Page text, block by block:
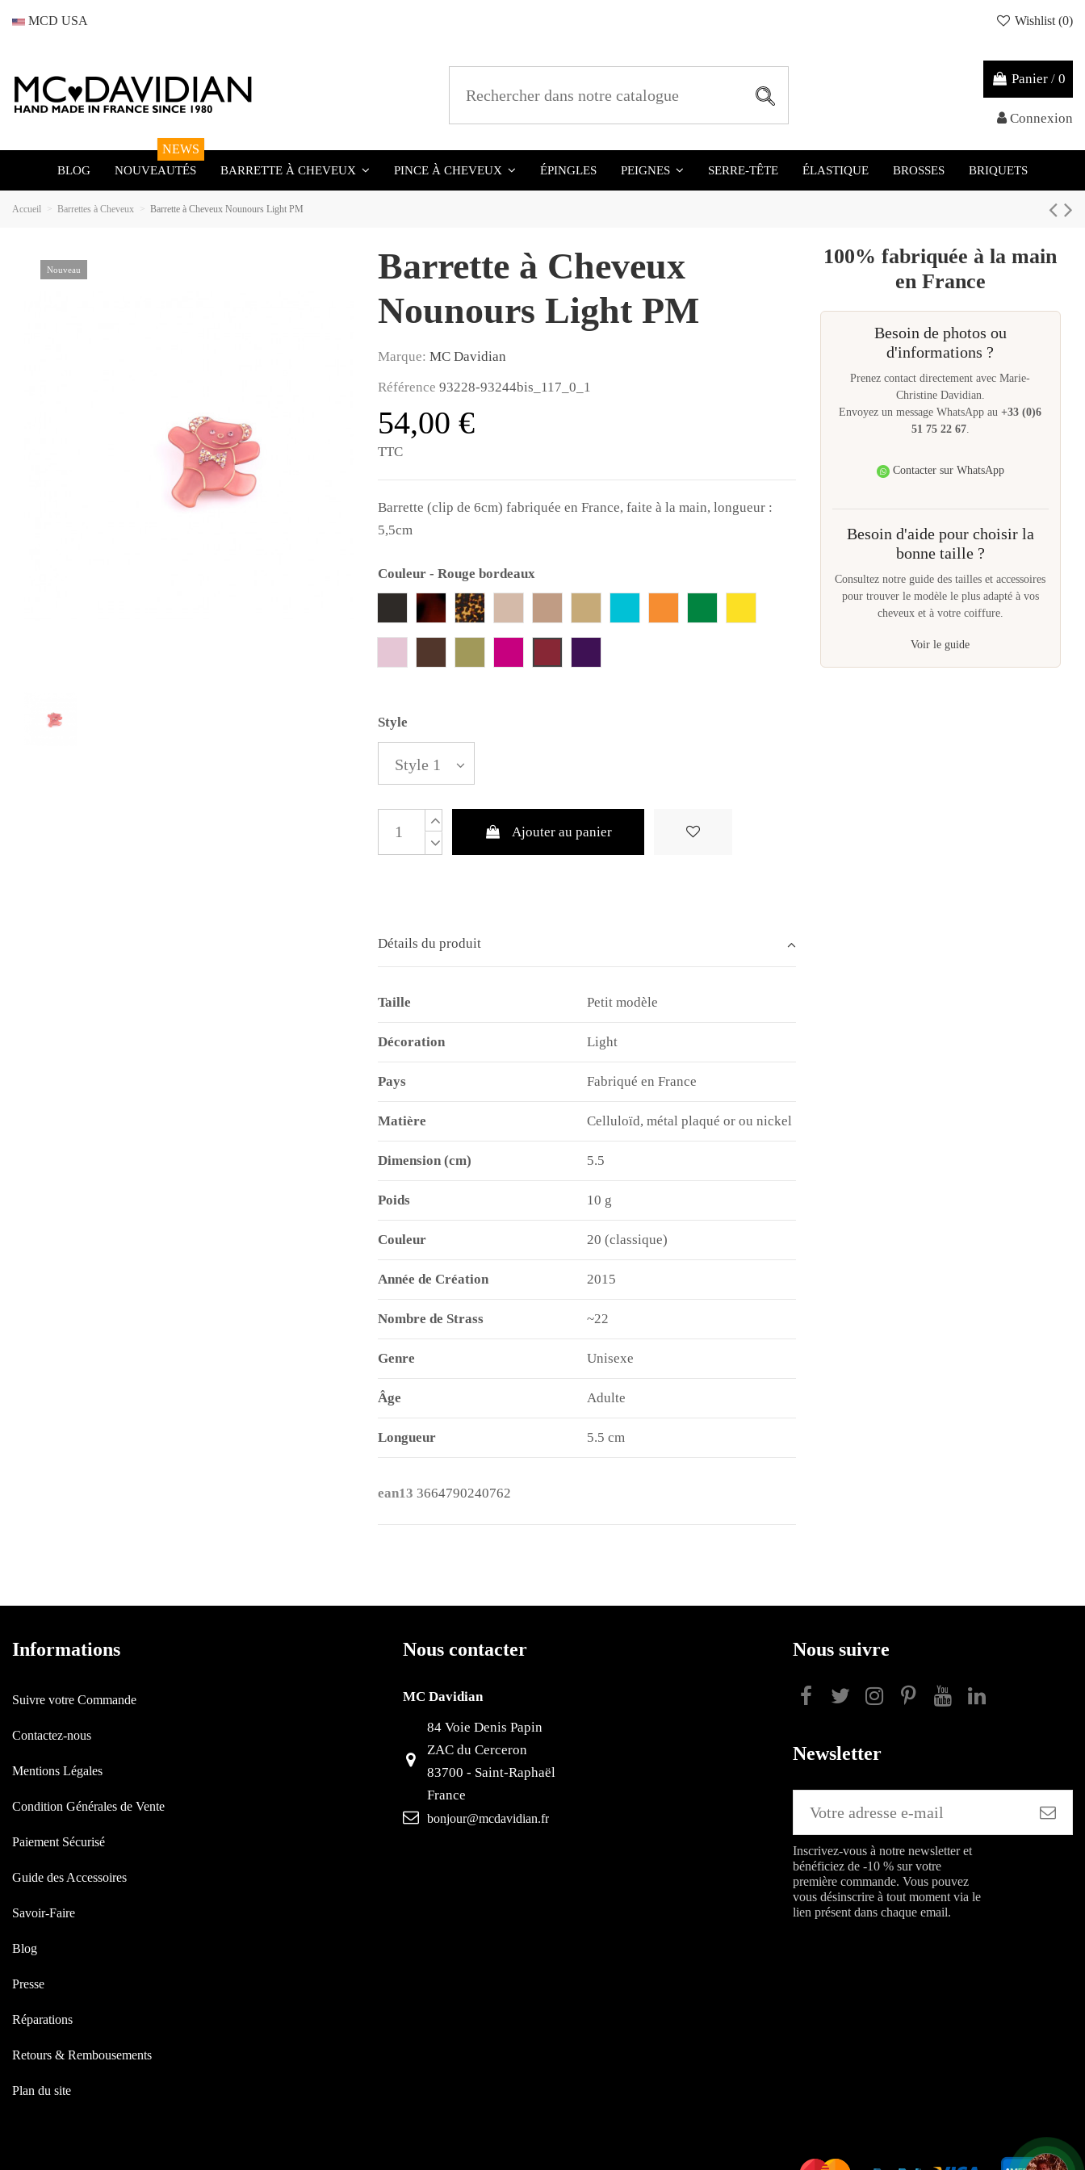
MCD USA Wishlist (0)
Panier / 0
Connexion
BLOG NOUVEAUTÉS
NEWS
BARRETTE À CHEVEUX PINCE À CHEVEUX ÉPINGLES PEIGNES SERRE-TÊTE ÉLASTIQUE BROSSES BRIQUETS
Accueil Barrettes à Cheveux Barrette à Cheveux Nounours Light PM
Nouveau
Barrette à Cheveux
Nounours Light PM
Marque: MC Davidian
Référence 93228-93244bis_117_0_1
54,00 €
TTC
Barrette (clip de 6cm) fabriquée en France, faite à la main, longueur :
5,5cm
Couleur - Rouge bordeaux
Noir EcailleTortue
Style
Ajouter au panier
Détails du produit
Taille Petit modèle
Décoration Light
Pays Fabriqué en France
Matière Celluloïd, métal plaqué or ou nickel
Dimension (cm) 5.5
Poids 10 g
Couleur 20 (classique)
Année de Création 2015
Nombre de Strass ~22
Genre Unisexe
Âge Adulte
Longueur 5.5 cm
ean13 3664790240762
100% fabriquée à la main
en France
Besoin de photos ou
d'informations ?
Prenez contact directement avec Marie-
Christine Davidian.
Envoyez un message WhatsApp au+33 (0)6
51 75 22 67.
Contacter sur WhatsApp
Besoin d'aide pour choisir la
bonne taille ?
Consultez notre guide des tailles et accessoires
pour trouver le modèle le plus adapté à vos
cheveux et à votre coiffure.
Voir le guide
Informations
Suivre votre Commande
Contactez-nous
Mentions Légales
Condition Générales de Vente
Paiement Sécurisé
Guide des Accessoires
Savoir-Faire
Blog
Presse
Réparations
Retours & Rembousements
Plan du site
Nous contacter
MC Davidian
84 Voie Denis Papin
ZAC du Cerceron
83700 - Saint-Raphaël
France
bonjour@mcdavidian.fr
Nous suivre
Newsletter
Inscrivez-vous à notre newsletter et
bénéficiez de -10 % sur votre
première commande. Vous pouvez
vous désinscrire à tout moment via le
lien présent dans chaque email.